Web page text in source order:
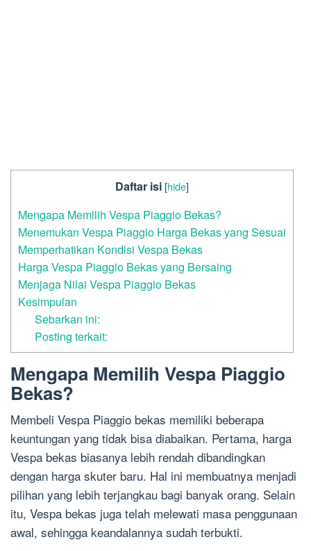
Daftar isi [hide]
Mengapa Memilih Vespa Piaggio Bekas?
Menemukan Vespa Piaggio Harga Bekas yang Sesuai
Memperhatikan Kondisi Vespa Bekas
Harga Vespa Piaggio Bekas yang Bersaing
Menjaga Nilai Vespa Piaggio Bekas
Kesimpulan
Sebarkan ini:
Posting terkait:
Mengapa Memilih Vespa Piaggio
Bekas?
Membeli Vespa Piaggio bekas memiliki beberapa
keuntungan yang tidak bisa diabaikan. Pertama, harga
Vespa bekas biasanya lebih rendah dibandingkan
dengan harga skuter baru. Hal ini membuatnya menjadi
pilihan yang lebih terjangkau bagi banyak orang. Selain
itu, Vespa bekas juga telah melewati masa penggunaan
awal, sehingga keandalannya sudah terbukti.